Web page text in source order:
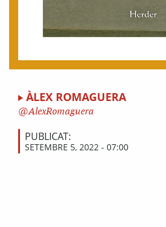
ÀLEX ROMAGUERA
AlexRomaguera
PUBLICAT:
SETEMBRE 5, 2022 - 07:00